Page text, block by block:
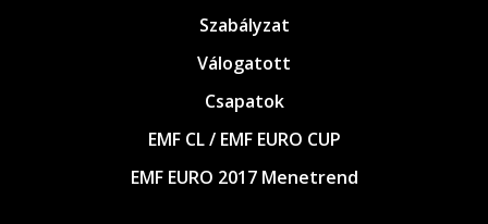
Szabályzat
Válogatott
Csapatok
EMF CL / EMF EURO CUP
EMF EURO 2017 Menetrend